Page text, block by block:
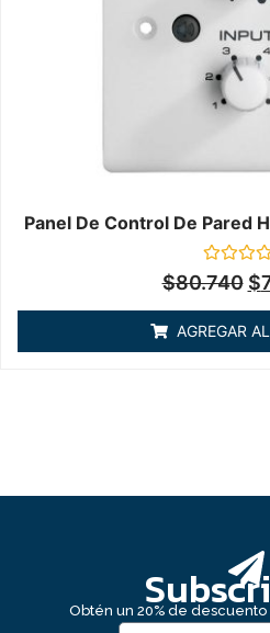
Panel De Control De Pared
Valorado
en
de
5
$80.740 $
AGREGAR
Obtén un 20% de